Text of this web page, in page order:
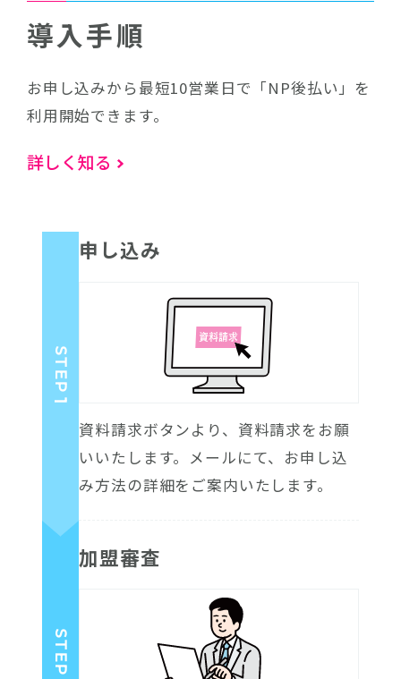
導入手順
お申し込みから最短10営業日で「NP後払い」を
利用開始できます。
詳しく知る
STEP
1
申し込み
資料請求ボタンより、資料請求をお願
いいたします。メールにて、お申し込
み方法の詳細をご案内いたします。
STEP
加盟審査